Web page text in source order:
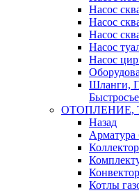
Насос
Насос
Насос
Насос
Насос
Шланги,
ОТОПЛЕНИЕ,
Назад
Арматура
Котлы